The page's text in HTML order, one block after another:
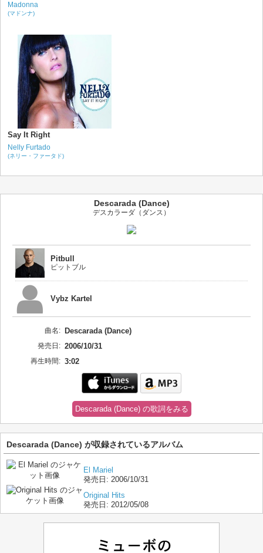
Madonna
(マドンナ)
Say It Right
Nelly Furtado
(ネリー・ファータド)
Descarada (Dance)
デスカラーダ（ダンス）
Pitbull
ピットブル
Vybz Kartel
曲名: Descarada (Dance)
発売日: 2006/10/31
再生時間: 3:02
Descarada (Dance) の歌詞をみる
Descarada (Dance) が収録されているアルバム
El Mariel
発売日: 2006/10/31
Original Hits
発売日: 2012/05/08